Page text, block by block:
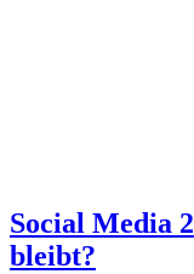
Social Media
bleibt?